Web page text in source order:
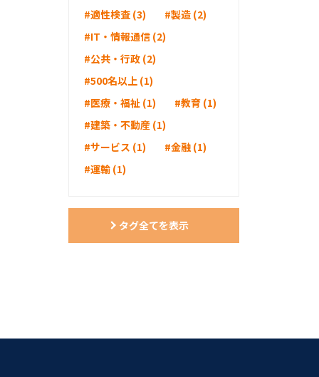
#適性検査 (3)
#製造 (2)
#IT・情報通信 (2)
#公共・行政 (2)
#500名以上 (1)
#医療・福祉 (1)
#教育 (1)
#建築・不動産 (1)
#サービス (1)
#金融 (1)
#運輸 (1)
タグ全てを表示